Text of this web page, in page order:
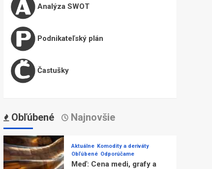
Analýza SWOT
Podnikateľský plán
Častušky
Obľúbené Najnovšie
Aktuálne Komodity a deriváty
Obľúbené Odporúčame
Meď: Cena medi, grafy a